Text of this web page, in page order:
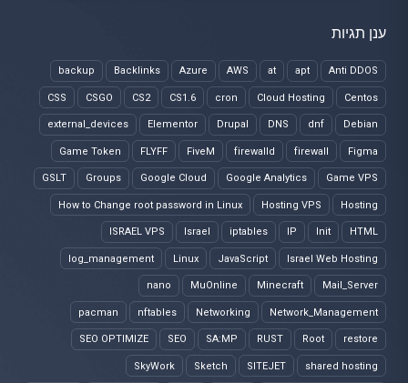
ענן תגיות
Anti DDOS
apt
at
AWS
Azure
Backlinks
backup
Centos
Cloud Hosting
cron
CS1.6
CS2
CSGO
CSS
Debian
dnf
DNS
Drupal
Elementor
external_devices
Figma
firewall
firewalld
FiveM
FLYFF
Game Token
Game VPS
Google Analytics
Google Cloud
Groups
GSLT
Hosting
Hosting VPS
How to Change root password in Linux
HTML
Init
IP
iptables
Israel
ISRAEL VPS
Israel Web Hosting
JavaScript
Linux
log_management
Mail_Server
Minecraft
MuOnline
nano
Network_Management
Networking
nftables
pacman
restore
Root
RUST
SA:MP
SEO
SEO OPTIMIZE
shared hosting
SITEJET
Sketch
SkyWork